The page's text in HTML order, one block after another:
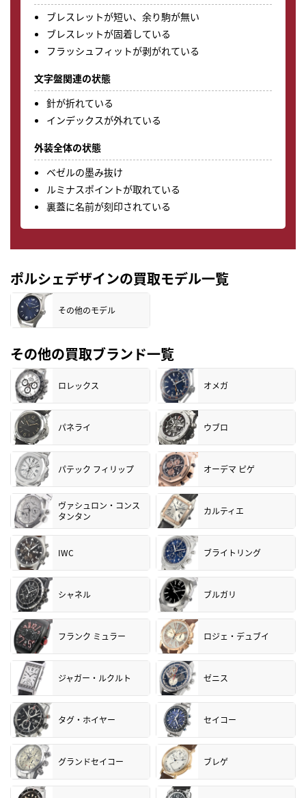
ブレスレットが短い、余り駒が無い
ブレスレットが固着している
フラッシュフィットが剥がれている
文字盤関連の状態
針が折れている
インデックスが外れている
外装全体の状態
ベゼルの墨み抜け
ルミナスポイントが取れている
裏蓋に名前が刻印されている
ポルシェデザインの買取モデル一覧
その他のモデル
その他の買取ブランド一覧
ロレックス オメガ
パネライ ウブロ
パテック フィリップ オーデマ ピゲ
ヴァシュロン・コンス
タンタン
カルティエ
IWC ブライトリング
シャネル ブルガリ
フランク ミュラー ロジェ・デュブイ
ジャガー・ルクルト ゼニス
タグ・ホイヤー セイコー
グランドセイコー ブレゲ